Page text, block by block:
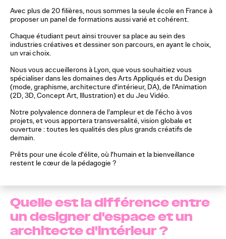
Avec plus de 20 filières, nous sommes la seule école en France à
proposer un panel de formations aussi varié et cohérent.
Chaque étudiant peut ainsi trouver sa place au sein des
industries créatives et dessiner son parcours, en ayant le choix,
un vrai choix.
Nous vous accueillerons à Lyon, que vous souhaitiez vous
spécialiser dans les domaines des Arts Appliqués et du Design
(mode, graphisme, architecture d'intérieur, DA), de l'Animation
(2D, 3D, Concept Art, Illustration) et du Jeu Vidéo.
Notre polyvalence donnera de l’ampleur et de l’écho à vos
projets, et vous apportera transversalité, vision globale et
ouverture : toutes les qualités des plus grands créatifs de
demain.
Prêts pour une école d'élite, où l'humain et la bienveillance
restent le cœur de la pédagogie ?
Quelle est la différence entre
un designer d'espace et un
architecte d'intérieur ?